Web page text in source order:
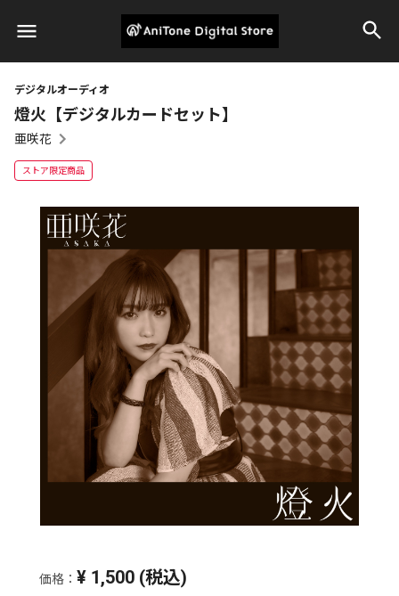
デジタルオーディオ
燈火【デジタルカードセット】
亜咲花
ストア限定商品
価格： ¥ 1,500 (税込)